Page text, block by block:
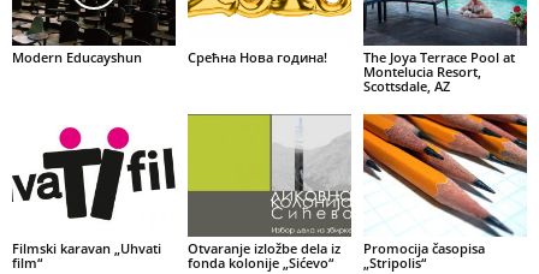
Modern Educayshun Срећна Нова година!
The Joya Terrace Pool at
Montelucia Resort,
Scottsdale, AZ
Filmski karavan „Uhvati
film“
Otvaranje izložbe dela iz
fonda kolonije „Sićevo“
Promocija časopisa
„Stripolis“